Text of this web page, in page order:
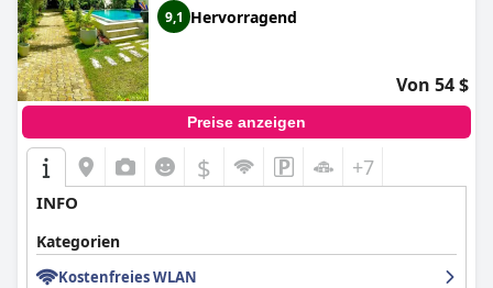
Insgesamt zeichnet sich dasBeachMirissa Hotel
außergewöhnliche Lage, sein hervorragendes Personal, sein
köstliches kulinarisches Angebot und seine hervorragende
Sauberkeit aus, was einen unvergesslichen und angenehmen
Aufenthalt für seine Gäste gewährleistet.
9,1 Hervorragend
Von 54 $
Preise anzeigen
$ +7
INFO
Kategorien
Kostenfreies WLAN